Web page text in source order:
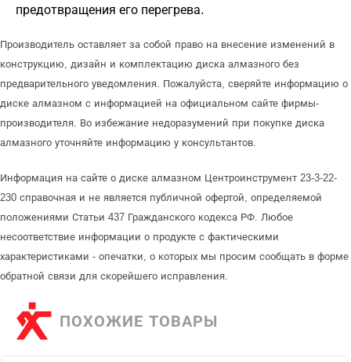
предотвращения его перегрева.
Производитель оставляет за собой право на внесение изменений в
конструкцию, дизайн и комплектацию диска алмазного без
предварительного уведомления. Пожалуйста, сверяйте информацию о
диске алмазном с информацией на официальном сайте фирмы-
производителя. Во избежание недоразумений при покупке диска
алмазного уточняйте информацию у консультантов.
Информация на сайте о диске алмазном Центроинструмент 23-3-22-
230 справочная и не является публичной офертой, определяемой
положениями Статьи 437 Гражданского кодекса РФ. Любое
несоответствие информации о продукте с фактическими
характеристиками - опечатки, о которых мы просим сообщать в форме
обратной связи для скорейшего исправления.
ПОХОЖИЕ ТОВАРЫ